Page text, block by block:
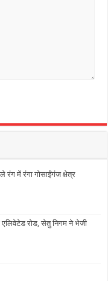
रंग में रंगा गोसाईंगंज क्षेत्र
रोड, सेतु निगम ने भेजी